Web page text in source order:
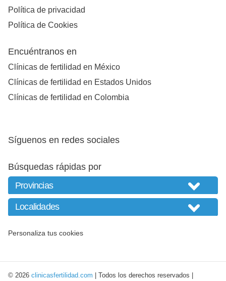
Política de privacidad
Política de Cookies
Encuéntranos en
Clínicas de fertilidad en México
Clínicas de fertilidad en Estados Unidos
Clínicas de fertilidad en Colombia
Síguenos en redes sociales
Búsquedas rápidas por
Personaliza tus cookies
© 2026 clinicasfertilidad.com | Todos los derechos reservados |